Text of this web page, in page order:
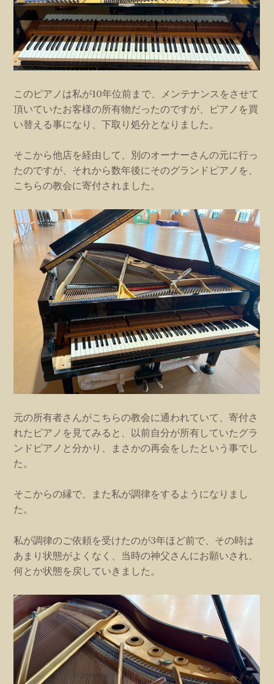
このピアノは私が10年位前まで、メンテナンスをさせて
頂いていたお客様の所有物だったのですが、ピアノを買
い替える事になり、下取り処分となりました。
そこから他店を経由して、別のオーナーさんの元に行っ
たのですが、それから数年後にそのグランドピアノを、
こちらの教会に寄付されました。
元の所有者さんがこちらの教会に通われていて、寄付さ
れたピアノを見てみると、以前自分が所有していたグラ
ンドピアノと分かり、まさかの再会をしたという事でし
た。
そこからの縁で、また私が調律をするようになりまし
た。
私が調律のご依頼を受けたのが3年ほど前で、その時は
あまり状態がよくなく、当時の神父さんにお願いされ、
何とか状態を戻していきました。